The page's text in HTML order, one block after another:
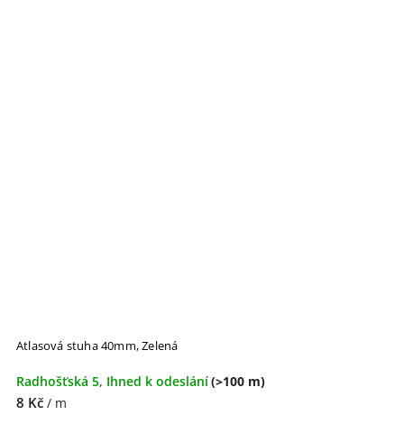
Atlasová stuha 40mm, Zelená
Radhošťská 5, Ihned k odeslání(>100 m)
8 Kč / m